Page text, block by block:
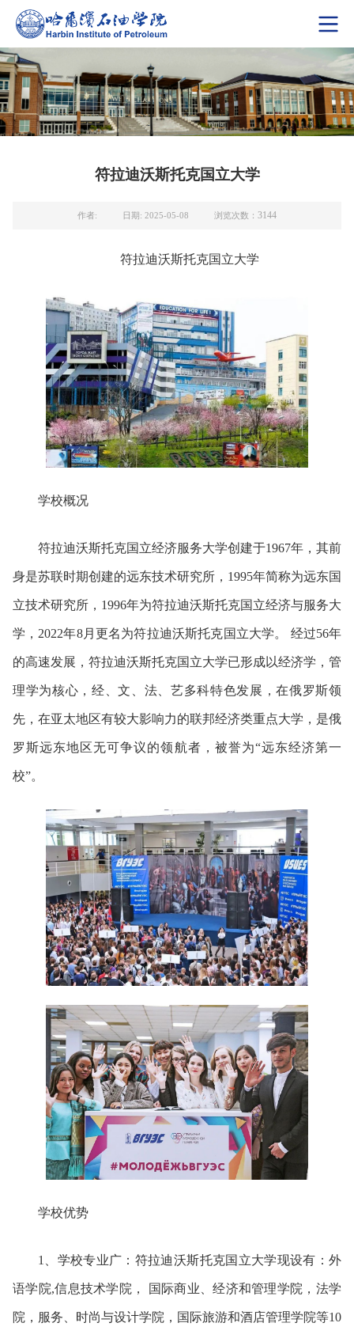
符拉迪沃斯托克国立大学
作者: 日期: 2025-05-08 浏览次数： 3144
符拉迪沃斯托克国立大学
学校概况
符拉迪沃斯托克国立经济服务大学创建于1967年，其前
身是苏联时期创建的远东技术研究所，1995年简称为远东国
立技术研究所，1996年为符拉迪沃斯托克国立经济与服务大
学，2022年8月更名为符拉迪沃斯托克国立大学。 经过56年
的高速发展，符拉迪沃斯托克国立大学已形成以经济学，管
理学为核心，经、文、法、艺多科特色发展，在俄罗斯领
先，在亚太地区有较大影响力的联邦经济类重点大学，是俄
罗斯远东地区无可争议的领航者，被誉为“远东经济第一
校”。
学校优势
1、学校专业广：符拉迪沃斯托克国立大学现设有：外
语学院,信息技术学院， 国际商业、经济和管理学院，法学
院，服务、时尚与设计学院，国际旅游和酒店管理学院等10